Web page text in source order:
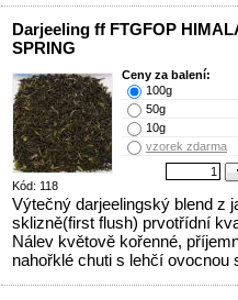
Darjeeling ff FTGFOP
SPRING
Kód: 118
Ceny za balení:
100g
50g
10g
vzorek zdarma
Výtečný darjeelingský blend z
sklizně(first flush) prvotřídní
Nálev květově kořenné,
nahořklé chuti s lehčí ovocnou